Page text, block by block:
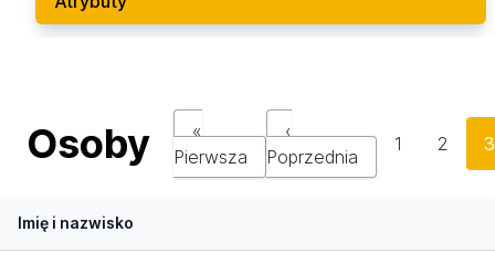
Osoby
«
Pierwsza
‹
Poprzednia
1 2 3
Imię i nazwisko